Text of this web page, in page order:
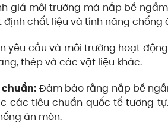
giá môi trường mà nắp bể
định chất liệu và tính năng
yêu cầu và môi trường hoạt
thép và các vật liệu khác.
Đảm bảo rằng nắp bể
các tiêu chuẩn quốc tế
ăn mòn.